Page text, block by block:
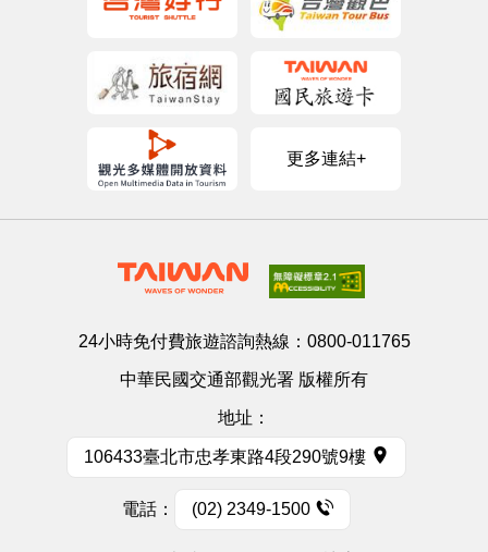
更多連結+
24小時免付費旅遊諮詢熱線： 0800-011765
中華民國交通部觀光署 版權所有
地址：
106433臺北市忠孝東路4段290號9樓
電話： (02) 2349-1500